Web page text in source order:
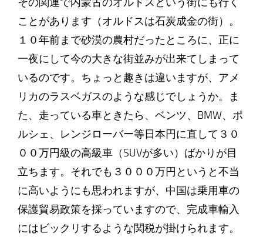
ことがあります（オルドスは石炭成金の街）。
１０年前まで砂漠の農村だったところに、正に
一夜にして今の大きな街並みが出来てしまって
いるのです。ちょっと趣きは違いますが、アメ
リカのラスベガスのような感じでしょうか。ま
た、走っている車ときたら、ベンツ、BMW、ポ
ルシェ、レンジローバー等日本円に直して３０
００万円級の高級車（SUVが多い）ばかりが目
立ちます。それでも３０００万円というと不当
に高いようにも思われますが、中国は乗用車の
保護貿易政策を採っていますので、完成車輸入
にはビックリするような関税が掛けられます。